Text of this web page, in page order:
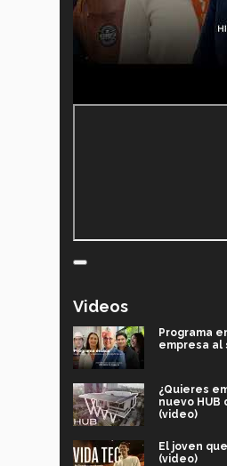
Videos
Programa
empresa al
¿Quieres
nuevo HUB
(video)
El joven
(video)